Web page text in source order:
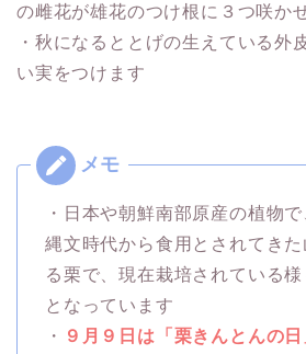
の雌花が雄花のつけ根に３つ咲か
・秋になるととげの生えている外
い実をつけます
・日本や朝鮮南部原産の植物
縄文時代から食用とされてき
る栗で、現在栽培されている
となっています
・
９月９日は「栗きんとんの日